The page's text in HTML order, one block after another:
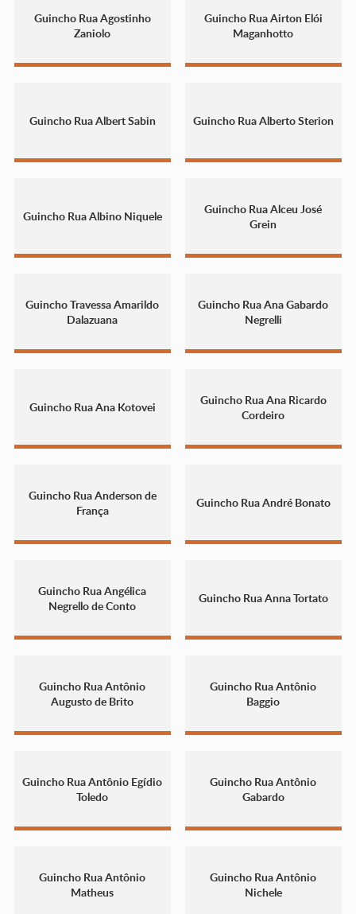
Guincho Rua Agostinho
Zaniolo
Guincho Rua Airton Elói
Maganhotto
Guincho Rua Albert Sabin Guincho Rua Alberto Sterion
Guincho Rua Albino Niquele
Guincho Rua Alceu José
Grein
Guincho Travessa Amarildo
Dalazuana
Guincho Rua Ana Gabardo
Negrelli
Guincho Rua Ana Kotovei
Guincho Rua Ana Ricardo
Cordeiro
Guincho Rua Anderson de
França
Guincho Rua André Bonato
Guincho Rua Angélica
Negrello de Conto
Guincho Rua Anna Tortato
Guincho Rua Antônio
Augusto de Brito
Guincho Rua Antônio
Baggio
Guincho Rua Antônio Egídio
Toledo
Guincho Rua Antônio
Gabardo
Guincho Rua Antônio
Matheus
Guincho Rua Antônio
Nichele